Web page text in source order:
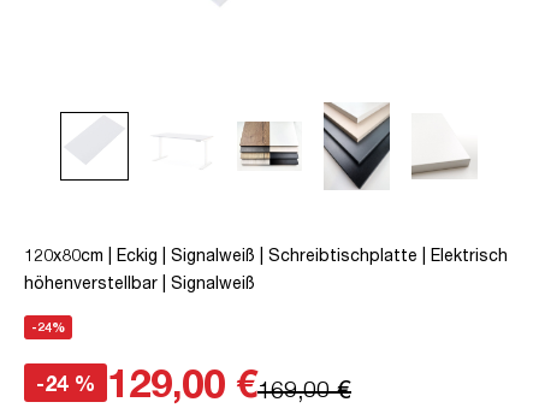
120x80cm | Eckig | Signalweiß | Schreibtischplatte | Elektrisch
höhenverstellbar | Signalweiß
-24%
-24 % 129,00 €169,00 €